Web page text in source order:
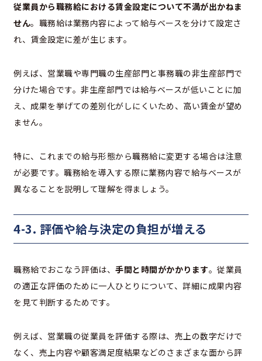
従業員から職務給における賃金設定について不満が出かねま
せん。職務給は業務内容によって給与ベースを分けて設定さ
れ、賃金設定に差が生じます。
例えば、営業職や専門職の生産部門と事務職の非生産部門で
分けた場合です。非生産部門では給与ベースが低いことに加
え、成果を挙げての差別化がしにくいため、高い賃金が望め
ません。
特に、これまでの給与形態から職務給に変更する場合は注意
が必要です。職務給を導入する際に業務内容で給与ベースが
異なることを説明して理解を得ましょう。
4-3. 評価や給与決定の負担が増える
職務給でおこなう評価は、 手間と時間がかかります。従業員
の適正な評価のために一人ひとりについて、詳細に成果内容
を見て判断するためです。
例えば、営業職の従業員を評価する際は、売上の数字だけで
なく、売上内容や顧客満足度結果などのさまざまな面から評